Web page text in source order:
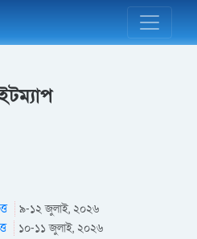
Toggle
৯-১২ জুলাই, ২০২৬
১০-১১ জুলাই, ২০২৬